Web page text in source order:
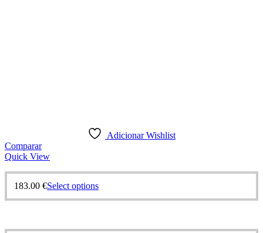
Adicionar Wishlist
Comparar
Quick View
183.00 €Select optionsThis
variants.